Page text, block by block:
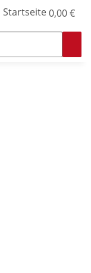
0,00 €